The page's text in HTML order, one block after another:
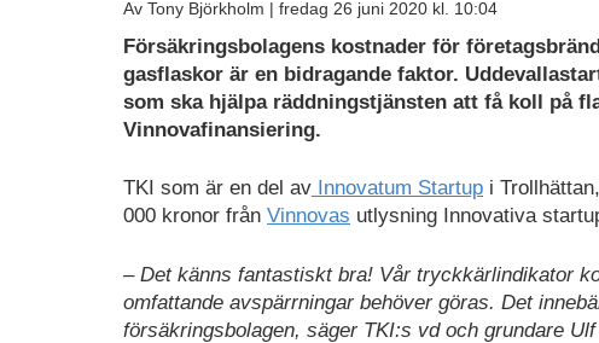
Av Tony Björkholm | fredag 26 juni 2020 kl. 10:04
Försäkringsbolagens kostnader för
gasflaskor är en bidragande faktor.
som ska hjälpa räddningstjänsten att få koll på
Vinnovafinansiering.
TKI som är en del av Innovatum Startup i
000 kronor från Vinnovas utlysning Innovativa
– Det känns fantastiskt bra! Vår tryckkärlindikator
omfattande avspärrningar behöver göras. Det
försäkringsbolagen, säger TKI:s vd och grundare